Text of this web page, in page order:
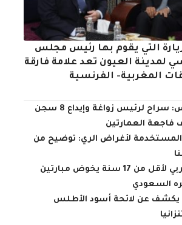
التي يقوم بها رئيس مجلس
لمدينة العيون تعد علامة فارقة
المغربية- الفرنسية
استئنافية فاس: سراح لرئيس زواغة وإيداع 8 سجن
فاجعة العمارتين
المستخدمة لأغراض الري: توضيح من
المنتخب المغربي لأقل من 17 سنة يخوض مبارتين
السعودي
يكشف عن لائحة أسود الأطلس